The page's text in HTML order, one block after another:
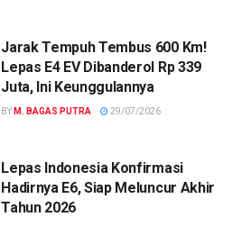
Jarak Tempuh Tembus 600 Km!
Lepas E4 EV Dibanderol Rp 339
Juta, Ini Keunggulannya
BY M. BAGAS PUTRA 29/07/2026
Lepas Indonesia Konfirmasi
Hadirnya E6, Siap Meluncur Akhir
Tahun 2026